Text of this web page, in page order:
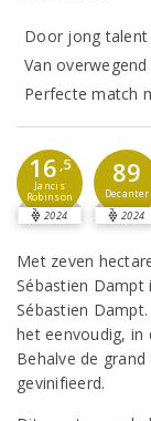
Door jong
Van
Perfecte match
16 ,5
Jancis
Robinson
2024
89
Decanter
2024
Met zeven
Sébastien Dampt
Sébastien
het eenvoudig, in
Behalve de
gevinifieerd.